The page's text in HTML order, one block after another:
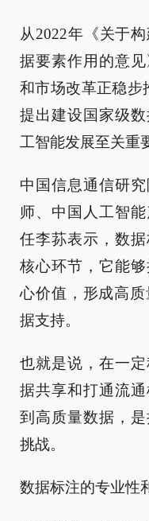
从2022年《关于
据要素作用的意
和市场改革正稳步
提出建设国家级
工智能发展至关重
中国信息通信研
师、中国人工智
任李荪表示，数
核心环节，它能
心价值，形成高
据支持。
也就是说，在一
据共享和打通流
到高质量数据，
挑战。
数据标注的专业性